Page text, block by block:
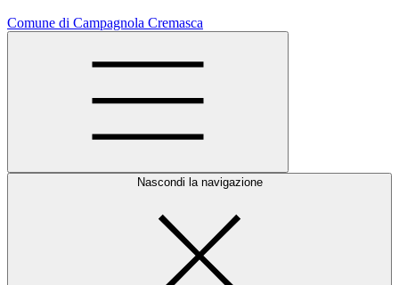
Comune di Campagnola Cremasca
Nascondi la navigazione